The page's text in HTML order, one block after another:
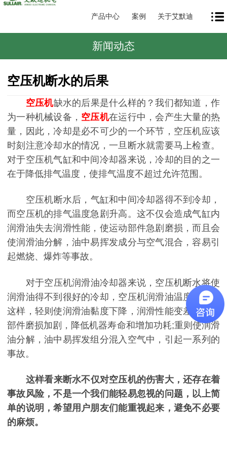
产品中心 案例 关于艾默迪
新闻动态
空压机断水的后果
空压机缺水的后果是什么样的？我们都知道，作
为一种机械设备， 空压机在运行中，会产生大量的热
量，因此，冷却是必不可少的一个环节，空压机应该
时刻注意冷却水的情况，一旦断水就需要马上检查。
对于空压机气缸和中间冷却器来说，冷却的目的之一
在于降低排气温度，使排气温度不超过允许范围。
空压机断水后，气缸和中间冷却器得不到冷却，
而空压机的排气温度急剧升高。这不仅会造成气缸内
润滑油失去润滑性能，使运动部件急剧磨损，而且会
使润滑油分解，油中易挥发成分与空气混合，容易引
起燃烧、爆炸等事故。
对于空压机润滑油冷却器来说，空压机断水将使
润滑油得不到很好的冷却，空压机润滑油温度提高。
这样，轻则使润滑油黏度下降，润滑性能变差，运动
部件磨损加剧，降低机器寿命和增加功耗;重则使润滑
油分解，油中易挥发组分混入空气中，引起一系列的
事故。
这样看来断水不仅对空压机的伤害大，还存在着
事故风险，不是一个我们能轻易忽视的问题，以上简
单的说明，希望用户朋友们能重视起来，避免不必要
的麻烦。